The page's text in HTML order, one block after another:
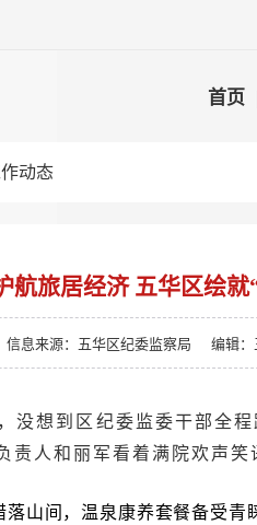
首页
动态
航旅居经济 五华区绘
信息来源：五华区纪委监察局 编辑：
没想到区纪委监委干部全
责人和丽军看着满院欢声笑
山间，温泉康养套餐备受